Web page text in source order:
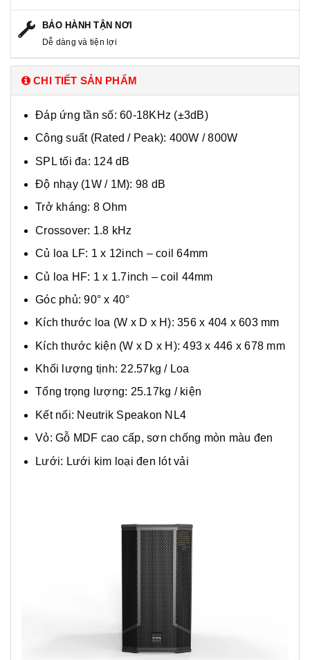
BẢO HÀNH TẬN NƠI
Dễ dàng và tiện lợi
CHI TIẾT SẢN PHẨM
Đáp ứng tần số: 60-18KHz (±3dB)
Công suất (Rated / Peak): 400W / 800W
SPL tối đa: 124 dB
Độ nhạy (1W / 1M): 98 dB
Trở kháng: 8 Ohm
Crossover: 1.8 kHz
Củ loa LF: 1 x 12inch – coil 64mm
Củ loa HF: 1 x 1.7inch – coil 44mm
Góc phủ: 90° x 40°
Kích thước loa (W x D x H): 356 x 404 x 603 mm
Kích thước kiện (W x D x H): 493 x 446 x 678 mm
Khối lượng tịnh: 22.57kg / Loa
Tổng trọng lượng: 25.17kg / kiện
Kết nối: Neutrik Speakon NL4
Vỏ: Gỗ MDF cao cấp, sơn chống mòn màu đen
Lưới: Lưới kim loại đen lót vải